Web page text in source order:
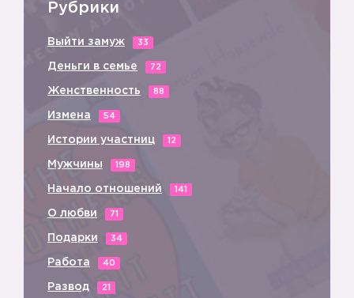
Рубрики
Выйти замуж 33
Деньги в семье 72
Женственность 88
Измена 54
Истории участниц 12
Мужчины 198
Начало отношений 141
О любви 71
Подарки 34
Работа 40
Развод 21